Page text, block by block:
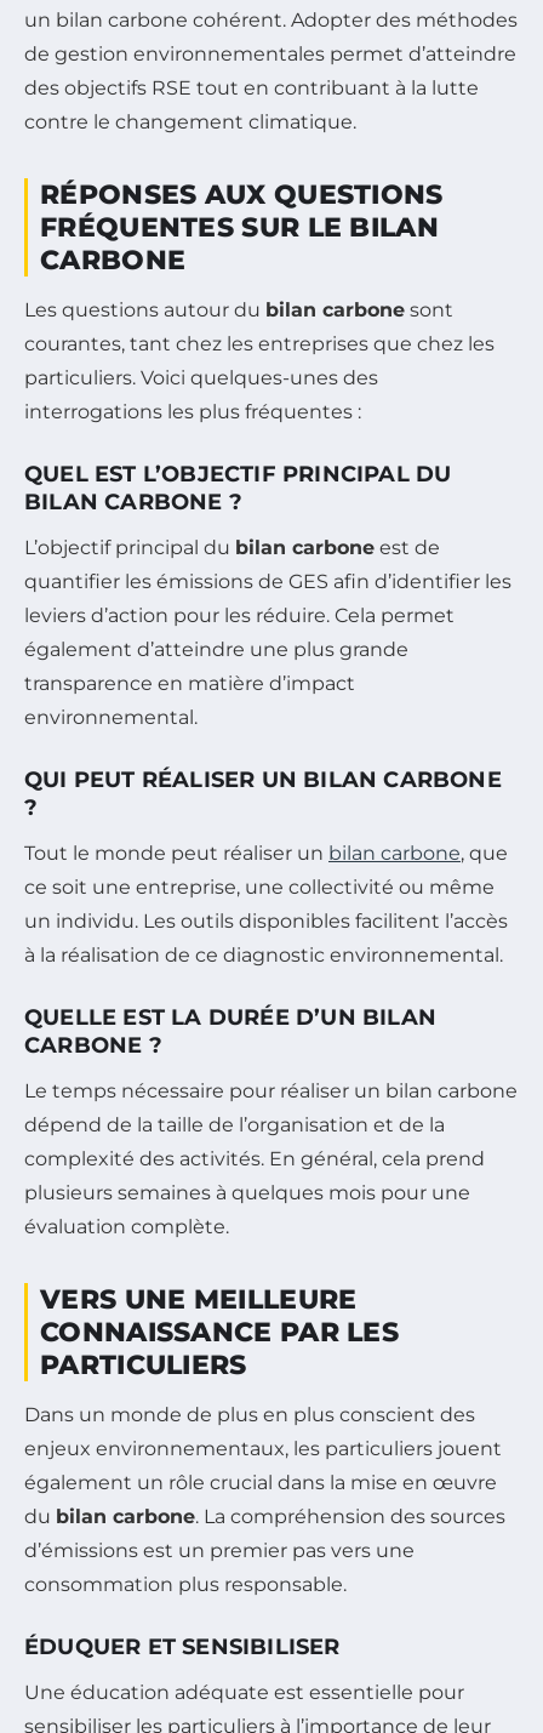
un bilan carbone cohérent. Adopter des méthodes
de gestion environnementales permet d’atteindre
des objectifs RSE tout en contribuant à la lutte
contre le changement climatique.
RÉPONSES AUX QUESTIONS
FRÉQUENTES SUR LE BILAN
CARBONE
Les questions autour du bilan carbone sont
courantes, tant chez les entreprises que chez les
particuliers. Voici quelques-unes des
interrogations les plus fréquentes :
QUEL EST L’OBJECTIF PRINCIPAL DU
BILAN CARBONE ?
L’objectif principal du bilan carbone est de
quantifier les émissions de GES afin d’identifier les
leviers d’action pour les réduire. Cela permet
également d’atteindre une plus grande
transparence en matière d’impact
environnemental.
QUI PEUT RÉALISER UN BILAN CARBONE
?
Tout le monde peut réaliser un bilan carbone, que
ce soit une entreprise, une collectivité ou même
un individu. Les outils disponibles facilitent l’accès
à la réalisation de ce diagnostic environnemental.
QUELLE EST LA DURÉE D’UN BILAN
CARBONE ?
Le temps nécessaire pour réaliser un bilan carbone
dépend de la taille de l’organisation et de la
complexité des activités. En général, cela prend
plusieurs semaines à quelques mois pour une
évaluation complète.
VERS UNE MEILLEURE
CONNAISSANCE PAR LES
PARTICULIERS
Dans un monde de plus en plus conscient des
enjeux environnementaux, les particuliers jouent
également un rôle crucial dans la mise en œuvre
du bilan carbone. La compréhension des sources
d’émissions est un premier pas vers une
consommation plus responsable.
ÉDUQUER ET SENSIBILISER
Une éducation adéquate est essentielle pour
sensibiliser les particuliers à l’importance de leur